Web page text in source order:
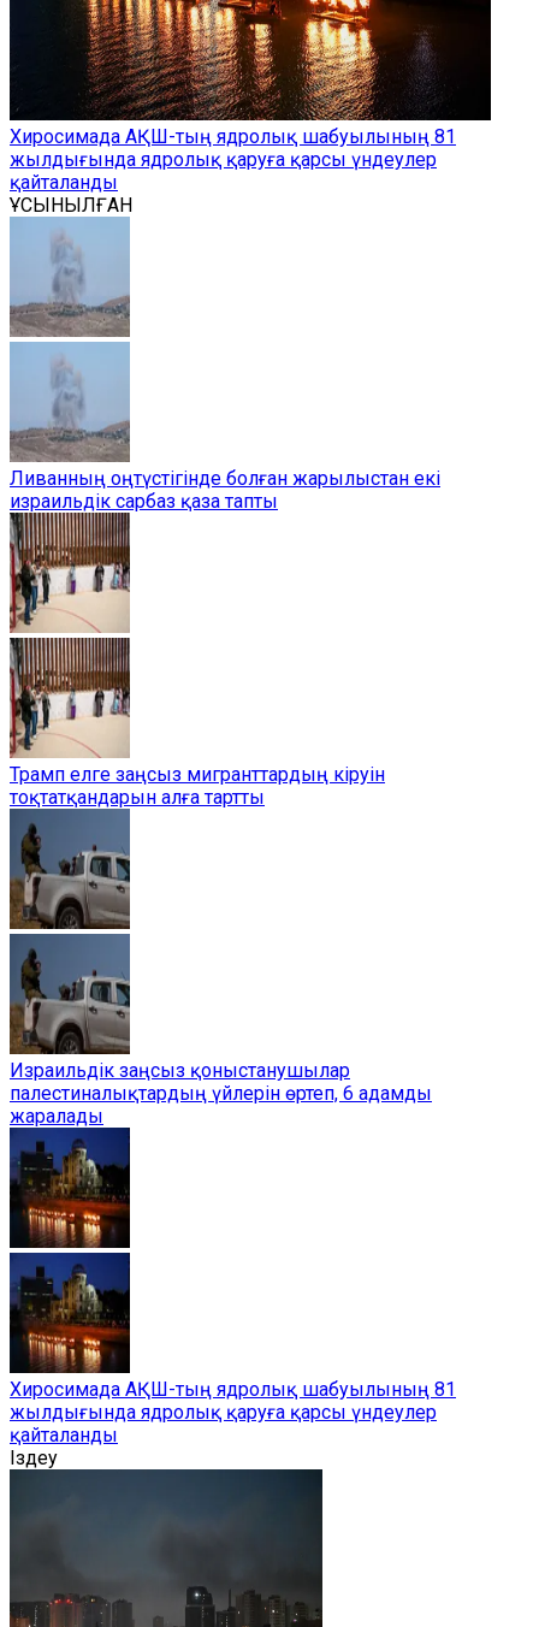
Хиросимада АҚШ-тың ядролық шабуылының 81
жылдығында ядролық қаруға қарсы үндеулер
қайталанды
ҰСЫНЫЛҒАН
Ливанның оңтүстігінде болған жарылыстан екі
израильдік сарбаз қаза тапты
Трамп елге заңсыз мигранттардың кіруін
тоқтатқандарын алға тартты
Израильдік заңсыз қоныстанушылар
палестиналықтардың үйлерін өртеп, 6 адамды
жаралады
Хиросимада АҚШ-тың ядролық шабуылының 81
жылдығында ядролық қаруға қарсы үндеулер
қайталанды
Іздеу